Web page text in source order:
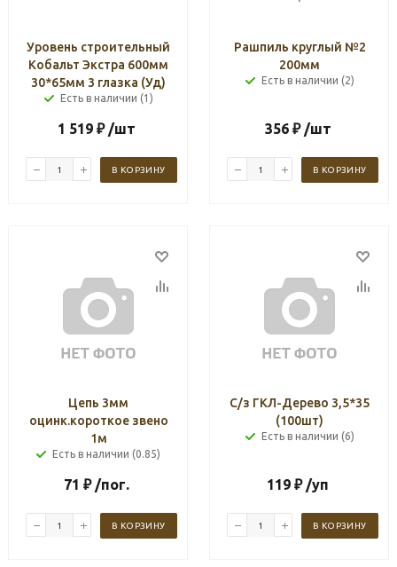
Уровень строительный
Кобальт Экстра 600мм
30*65мм 3 глазка (Уд)
Есть в наличии (1)
1 519 ₽ /шт
В КОРЗИНУ
Рашпиль круглый №2
200мм
Есть в наличии (2)
356₽ /шт
В КОРЗИНУ
Цепь 3мм
оцинк.короткое звено
1м
Есть в наличии (0.85)
71 ₽ /пог.
В КОРЗИНУ
С/з ГКЛ-Дерево 3,5*35
(100шт)
Есть в наличии (6)
119 ₽ /уп
В КОРЗИНУ